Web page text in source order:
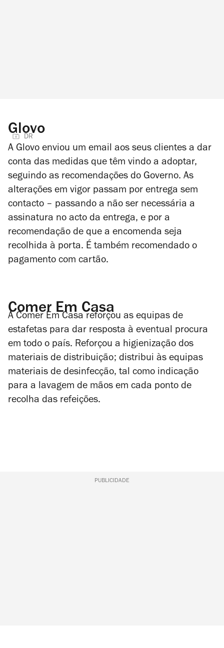
Glovo
DR
A Glovo enviou um email aos seus clientes a dar
conta das medidas que têm vindo a adoptar,
seguindo as recomendações do Governo. As
alterações em vigor passam por entrega sem
contacto – passando a não ser necessária a
assinatura no acto da entrega, e por a
recomendação de que a encomenda seja
recolhida à porta. É também recomendado o
pagamento com cartão.
Comer Em Casa
A Comer Em Casa reforçou as equipas de
estafetas para dar resposta à eventual procura
em todo o país. Reforçou a higienização dos
materiais de distribuição; distribui às equipas
materiais de desinfecção, tal como indicação
para a lavagem de mãos em cada ponto de
recolha das refeições.
PUBLICIDADE